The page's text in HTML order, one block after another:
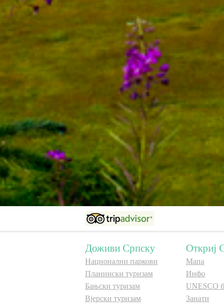
Доживи Српску
Национални паркови
Планински туризам
Бањски туризам
Вјерски туризам
Откриј
Мапа
Инфо
UNESCO
Занати